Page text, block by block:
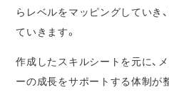
らレベルをマッピングしていき
ていきます。
作成したスキルシートを元に、
ーの成長をサポートする体制が